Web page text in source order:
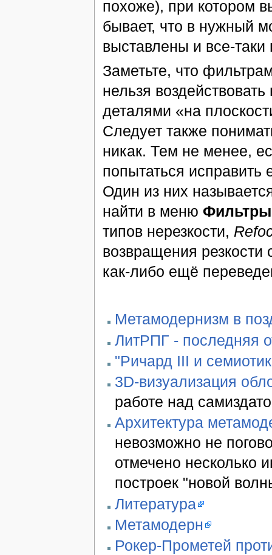
похоже), при котором
бывает, что в нужный
выставлены и все-таки
Заметьте, что
нельзя
деталями «на
Следует также
никак. Тем не менее,
попытаться
Один из них
найти в меню
типов нерезкости,
возвращения
как-либо ещё
Метамодернизм в
ЛитРПГ - последняя
"Ричард III и
3D-визуализация
работе над
Архитектура
невозможно не
отмечено несколько
построек "новой
Литература
Метамодерн
Рокер-Прометей